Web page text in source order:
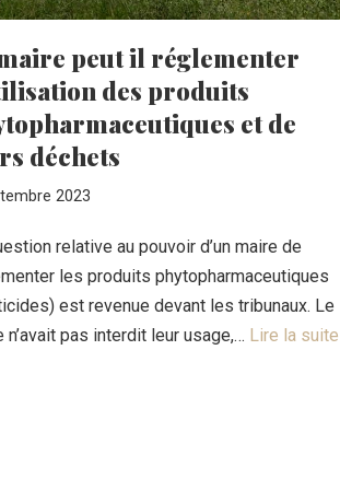
peut il réglementer
des produits
et de
déchets
2023
relative au pouvoir d’un maire de
les produits phytopharmaceutiques
est revenue devant les tribunaux. Le
n’avait pas interdit leur usage,… Lire la